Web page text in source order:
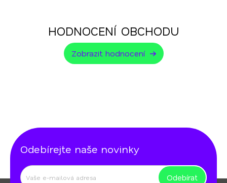
HODNOCENÍ OBCHODU
Zobrazit hodnocení
Odebírejte naše novinky
Odebírat